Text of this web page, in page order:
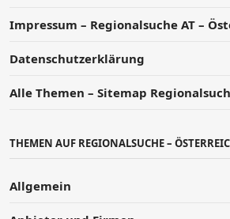
Impressum – Regionalsuche AT –
Datenschutzerklärung
Alle Themen – Sitemap
THEMEN AUF REGIONALSUCHE –
Allgemein